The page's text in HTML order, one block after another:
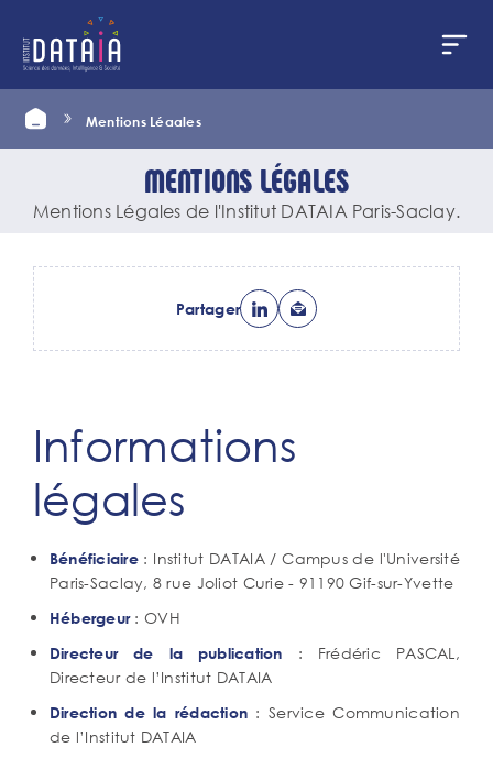
contenu
Mentions Légales
MENTIONS LÉGALES
Mentions Légales de l'Institut DATAIA Paris-Saclay.
Partager
Ancre
Informations
légales
Corps
de
texte
Bénéficiaire: Institut DATAIA / Campus de l'Université
Paris-Saclay, 8 rue Joliot Curie - 91190 Gif-sur-Yvette
Hébergeur: OVH
Directeur de la publication : Frédéric PASCAL,
Directeur de l’Institut DATAIA
Direction de la rédaction : Service Communication
de l’Institut DATAIA
Panneau de gestion des cookies